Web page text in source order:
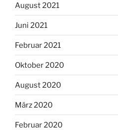
August 2021
Juni 2021
Februar 2021
Oktober 2020
August 2020
März 2020
Februar 2020